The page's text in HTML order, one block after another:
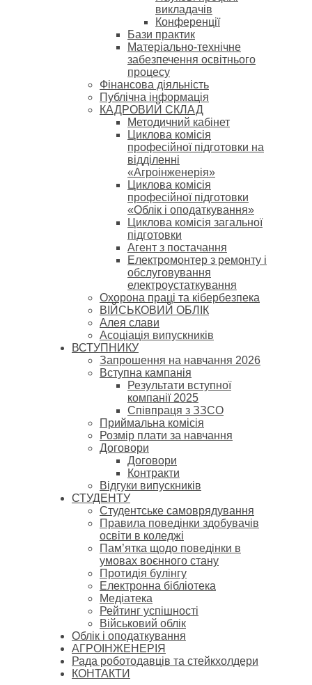
викладачів
Конференції
Бази практик
Матеріально-технічне
забезпечення освітнього
процесу
Фінансова діяльність
Публічна інформація
КАДРОВИЙ СКЛАД
Методичний кабінет
Циклова комісія
професійної підготовки на
відділенні
«Агроінженерія»
Циклова комісія
професійної підготовки
«Облік і оподаткування»
Циклова комісія загальної
підготовки
Агент з постачання
Електромонтер з ремонту і
обслуговування
електроустаткування
Охорона праці та кібербезпека
ВІЙСЬКОВИЙ ОБЛІК
Алея слави
Асоціація випускників
ВСТУПНИКУ
Запрошення на навчання 2026
Вступна кампанія
Результати вступної
компанії 2025
Співпраця з ЗЗСО
Приймальна комісія
Розмір плати за навчання
Договори
Договори
Контракти
Відгуки випускників
СТУДЕНТУ
Cтудентське самоврядування
Правила поведінки здобувачів
освіти в коледжі
Пам’ятка щодо поведінки в
умовах воєнного стану
Протидія булінгу
Електронна бібліотека
Медіатека
Рейтинг успішності
Військовий облік
Облік і оподаткування
АГРОІНЖЕНЕРІЯ
Рада роботодавців та стейкхолдери
КОНТАКТИ